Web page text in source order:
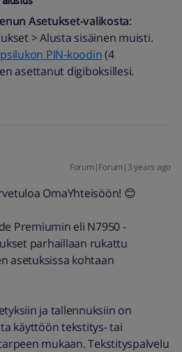
Asetukset-valikosta:
> Alusta sisäinen muisti.
PIN-koodin(4
asettanut digiboksillesi.
Forum|Forum|3 years ago
OmaYhteisöön! 😊
Premiumin eli N7950 -
parhaillaan rukattu
asetuksissa kohtaan
ja tallennuksiin on
käyttöön tekstitys- tai
mukaan. Tekstityspalvelu